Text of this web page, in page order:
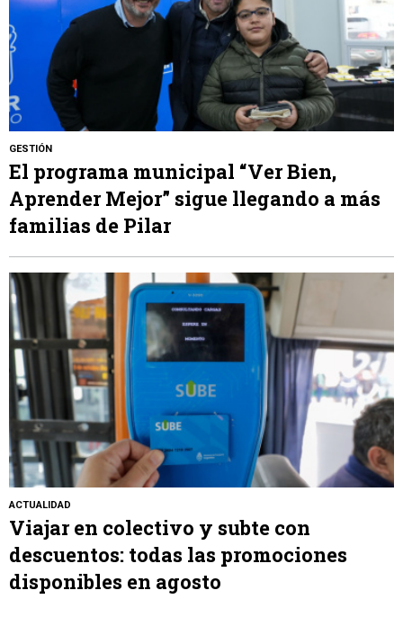
GESTIÓN
El programa municipal “Ver Bien,
Aprender Mejor” sigue llegando a más
familias de Pilar
ACTUALIDAD
Viajar en colectivo y subte con
descuentos: todas las promociones
disponibles en agosto